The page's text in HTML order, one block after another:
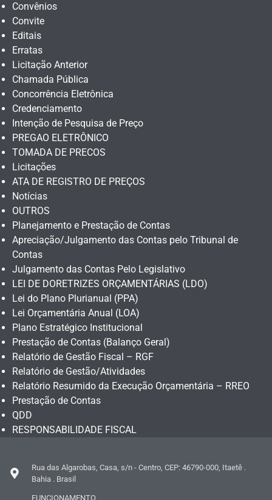
Convênios
Convite
Editais
Erratas
Licitação Anterior
Chamada Pública
Concorrência Eletrônica
Credenciamento
Intenção de Pesquisa de Preço
PREGAO ELETRÔNICO
TOMADA DE PRECOS
Licitações
ATA DE REGISTRO DE PREÇOS
Notícias
OUTROS
Planejamento e Prestação de Contas
Apreciação/Julgamento das Contas pelo Tribunal de
Contas
Julgamento das Contas Pelo Legislativo
LEI DE DORETRIZES ORÇAMENTÁRIAS (LDO)
Lei do Plano Plurianual (PPA)
Lei Orçamentária Anual (LOA)
Plano Estratégico Institucional
Prestação de Contas (Balanço Geral)
Relatório de Gestão Fiscal – RGF
Relatório de Gestão/Atividades
Relatório Resumido da Execução Orçamentária – RREO
Prestação de Contas
QDD
RESPONSABILIDADE FISCAL
Rua das Algarobas, Casa, s/n - Centro, CEP: 46790-000, Itaetê .
Bahia . Brasil
FUNCIONAMENTO